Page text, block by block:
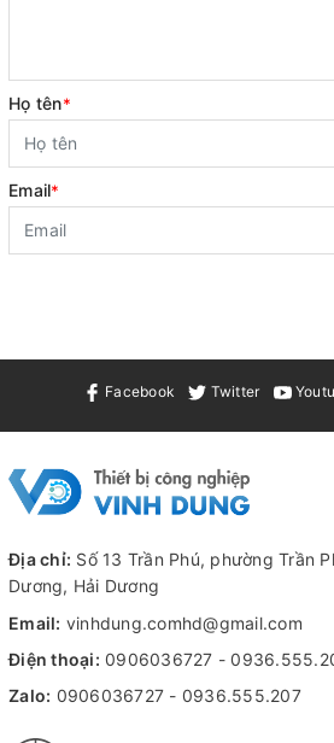
Họ tên*
Email*
Facebook Twitter
Địa chỉ: Số 13 Trần Phú, phường Trần
Dương, Hải Dương
Email: vinhdung.comhd@gmail.com
Điện thoại: 0906036727 -
Zalo: 0906036727 - 0936.555.207